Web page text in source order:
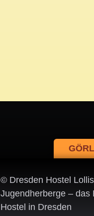
© Dresden Hostel
Jugendherberge – das
Hostel in Dresden